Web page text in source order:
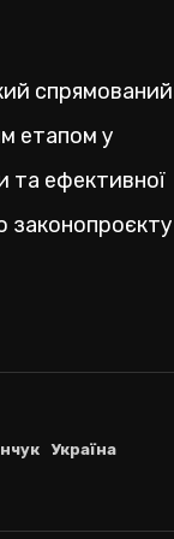
етапом у
та ефективної
законопроєкту
Україна